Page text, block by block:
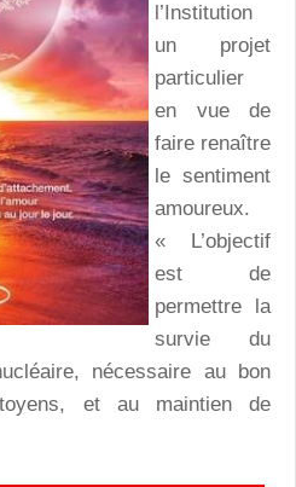
l’Institution
un projet
particulier
en vue de
faire renaître
le sentiment
amoureux.
« L’objectif
est de
permettre la
survie du
nécessaire au bon
et au maintien de